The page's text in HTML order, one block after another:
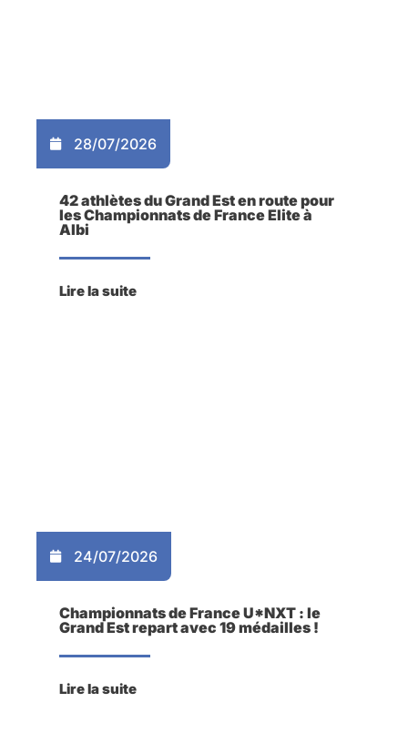
28/07/2026
42 athlètes du Grand Est en route pour
les Championnats de France Elite à
Albi
Lire la suite
24/07/2026
Championnats de France U*NXT : le
Grand Est repart avec 19 médailles !
Lire la suite